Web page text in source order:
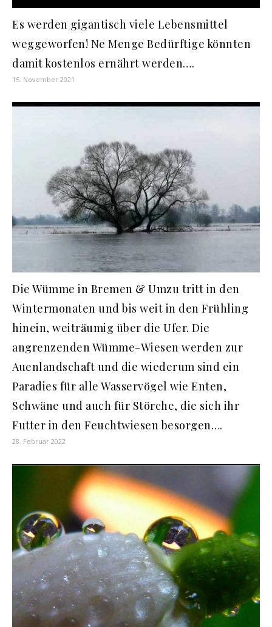
Es werden gigantisch viele Lebensmittel
weggeworfen! Ne Menge Bedürftige könnten
damit kostenlos ernährt werden….
15. November 2021
Die Wümme in Bremen & Umzu tritt in den
Wintermonaten und bis weit in den Frühling
hinein, weiträumig über die Ufer. Die
angrenzenden Wümme-Wiesen werden zur
Auenlandschaft und die wiederum sind ein
Paradies für alle Wasservögel wie Enten,
Schwäne und auch für Störche, die sich ihr
Futter in den Feuchtwiesen besorgen….
28. Februar 2022